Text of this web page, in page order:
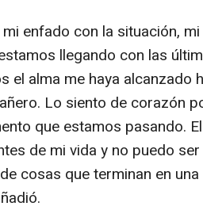
enfado con la situación,
llegando con las
el alma me haya alcanzado
Lo siento de corazón
que estamos pasando.
de mi vida y no puedo
cosas que terminan en